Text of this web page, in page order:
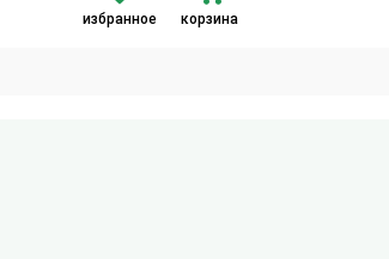
избранное корзина